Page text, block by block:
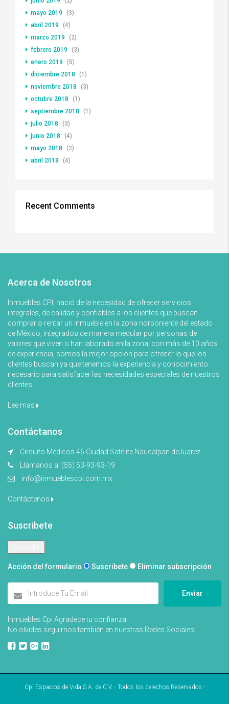
mayo 2019
(3)
abril 2019
(4)
marzo 2019
(2)
febrero 2019
(3)
enero 2019
(5)
diciembre 2018
(1)
noviembre 2018
(3)
octubre 2018
(1)
septiembre 2018
(1)
julio 2018
(3)
junio 2018
(4)
mayo 2018
(2)
abril 2018
(4)
Recent Comments
Acerca de Nosotros
Inmuebles CPI, nació de la necesidad de ofrecer servicios
integrales, de calidad y confiables a los clientes que buscan
comprar o rentar un inmueble en la zona norponiente del estado
de México, integrados de manera medular por personas de
valores que viven o han laborado en la zona, con más de 10 años
de experiencia, somos la mejor opción para ofrecer lo que los
clientes buscan ya que tenemos la experiencia y conocimiento
necesario para satisfacer las necesidades especiales de nuestros
clientes.
Lee mas
Contáctanos
Circuito Médicos 46 Ciudad Satélite Naucalpan deJuarez
Llámanos al (55) 53-93-93-19
info@inmueblescpi.com.mx
Contáctenos
Suscribete
Acción del formulario Suscribete Eliminar subscripción
Enviar
Inmuebles Cpi Agradece tu confianza.
No olvides seguirnos también en nuestras Redes Sociales:
Cpi Espacios de Vida S.A. de C.V. - Todos los derechos Reservados -